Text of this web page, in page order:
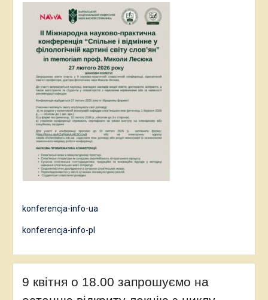
konferencja-info-ua
konferencja-info-pl
9 квітня о 18.00 запрошуємо на